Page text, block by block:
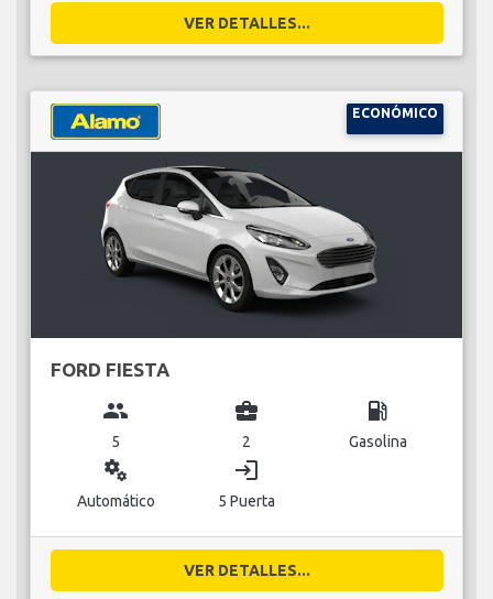
VER DETALLES...
ECONÓMICO
FORD FIESTA
group
5
business_center
2
local_gas_station
Gasolina
miscellaneous_services
Automático
login
5 Puerta
VER DETALLES...